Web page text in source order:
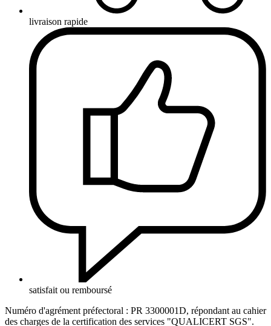
livraison rapide
satisfait ou remboursé
Numéro d'agrément préfectoral : PR 3300001D, répondant au cahier
des charges de la certification des services "QUALICERT SGS".